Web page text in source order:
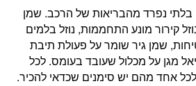
בלתי נפרד מהבריאות של הרכב. שמן
קירור מונע התחממות, נוזל בלמים
שמן גיר שומר על פעולת תיבת
מגן על מכלול שעובד בעומס. לכל
אחד מהם יש סימנים שכדאי להכיר.